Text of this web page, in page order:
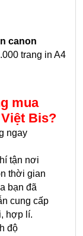
canon
trang in A4
mua
Bis?
ngay
tận nơi
thời gian
bạn đã
cung cấp
hợp lí.
độ